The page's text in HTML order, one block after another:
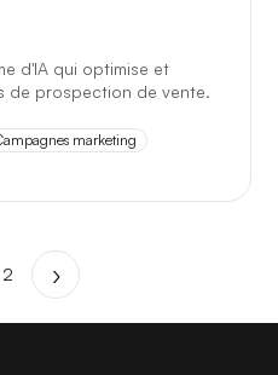
d'IA qui optimise et
de prospection de vente.
marketing
2